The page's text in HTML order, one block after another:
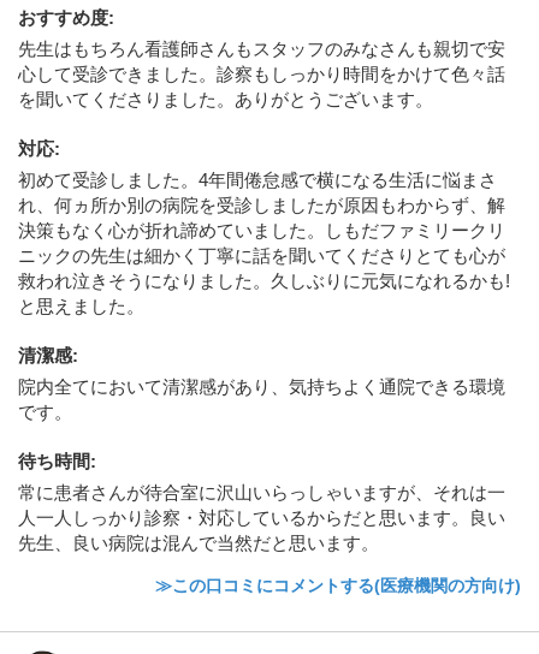
おすすめ度:
先生はもちろん看護師さんもスタッフのみなさんも親切で安
心して受診できました。診察もしっかり時間をかけて色々話
を聞いてくださりました。ありがとうございます。
対応:
初めて受診しました。4年間倦怠感で横になる生活に悩まさ
れ、何ヵ所か別の病院を受診しましたが原因もわからず、解
決策もなく心が折れ諦めていました。しもだファミリークリ
ニックの先生は細かく丁寧に話を聞いてくださりとても心が
救われ泣きそうになりました。久しぶりに元気になれるかも!
と思えました。
清潔感:
院内全てにおいて清潔感があり、気持ちよく通院できる環境
です。
待ち時間:
常に患者さんが待合室に沢山いらっしゃいますが、それは一
人一人しっかり診察・対応しているからだと思います。良い
先生、良い病院は混んで当然だと思います。
≫この口コミにコメントする(医療機関の方向け)